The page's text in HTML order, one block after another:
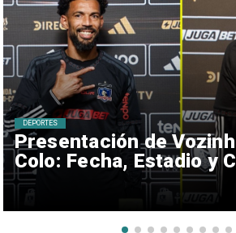
Presentación de
Colo: Fecha, Estadio y
DEPORTES